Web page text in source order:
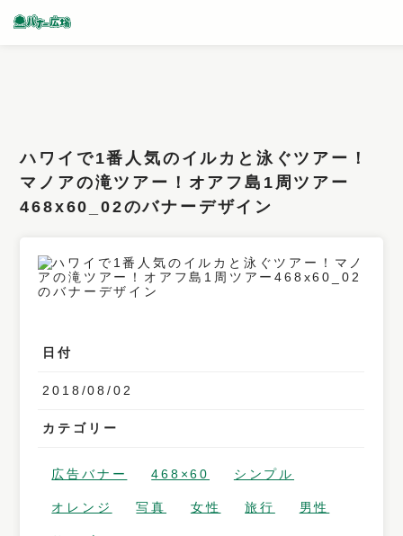
フィルター
サイズ
業種
タイプ
要素
ハワイで1番人気のイルカと泳ぐツアー！
マノアの滝ツアー！オアフ島1周ツアー
468x60_02のバナーデザイン
日付
2018/08/02
カテゴリー
広告バナー 468×60 シンプル
オレンジ 写真 女性 旅行 男性